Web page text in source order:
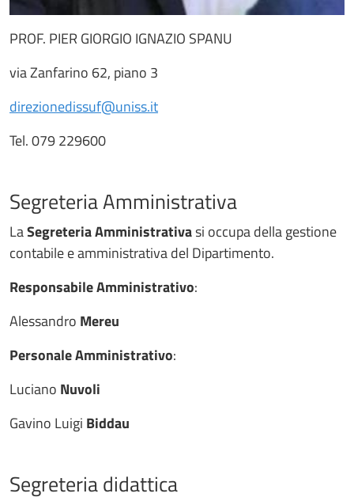
PROF. PIER GIORGIO IGNAZIO SPANU
via Zanfarino 62, piano 3
direzionedissuf@uniss.it
Tel. 079 229600
Segreteria Amministrativa
LaSegreteria Amministrativasi occupa della gestione
contabile e amministrativa del Dipartimento.
Responsabile Amministrativo:
Alessandro Mereu
Personale Amministrativo:
Luciano Nuvoli
Gavino Luigi Biddau
Segreteria didattica